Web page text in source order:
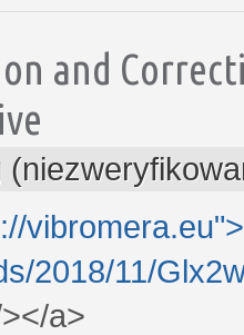
and
2018/11/
a>